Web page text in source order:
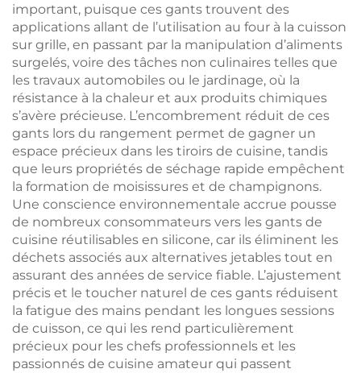
important, puisque ces gants trouvent des
applications allant de l’utilisation au four à la cuisson
sur grille, en passant par la manipulation d’aliments
surgelés, voire des tâches non culinaires telles que
les travaux automobiles ou le jardinage, où la
résistance à la chaleur et aux produits chimiques
s’avère précieuse. L’encombrement réduit de ces
gants lors du rangement permet de gagner un
espace précieux dans les tiroirs de cuisine, tandis
que leurs propriétés de séchage rapide empêchent
la formation de moisissures et de champignons.
Une conscience environnementale accrue pousse
de nombreux consommateurs vers les gants de
cuisine réutilisables en silicone, car ils éliminent les
déchets associés aux alternatives jetables tout en
assurant des années de service fiable. L’ajustement
précis et le toucher naturel de ces gants réduisent
la fatigue des mains pendant les longues sessions
de cuisson, ce qui les rend particulièrement
précieux pour les chefs professionnels et les
passionnés de cuisine amateur qui passent